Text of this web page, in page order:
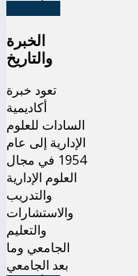
الخبرة
والتاريخ
تعود خبرة
أكاديمية
السادات للعلوم
الإدارية إلى عام
1954 في مجال
العلوم الإدارية
والتدريب
والاستشارات
والتعليم
الجامعي وما
بعد الجامعي